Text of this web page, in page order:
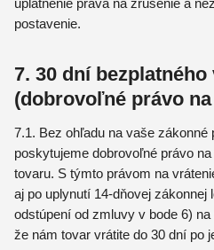
uplatnenie práva na zrušenie a
postavenie.
7. 30 dní bezplatného
(dobrovoľné právo
7.1. Bez ohľadu na vaše zákonné
poskytujeme dobrovoľné právo
tovaru. S týmto právom na
aj po uplynutí 14-dňovej zákonnej
odstúpení od zmluvy v bode 6)
že nám tovar vrátite do 30 dní po